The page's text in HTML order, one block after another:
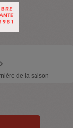
de la saison